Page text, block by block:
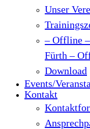
Unser
– Offline
Fürth –
Download
Events/
Kontakt